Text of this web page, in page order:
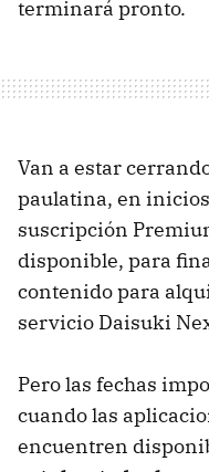
terminará pronto.
Van a estar
paulatina, en
suscripción
disponible, para
contenido para
servicio Daisuki
Pero las fechas
cuando las
encuentren